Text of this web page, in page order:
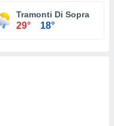
Tramonti Di Sopra
29° 18°